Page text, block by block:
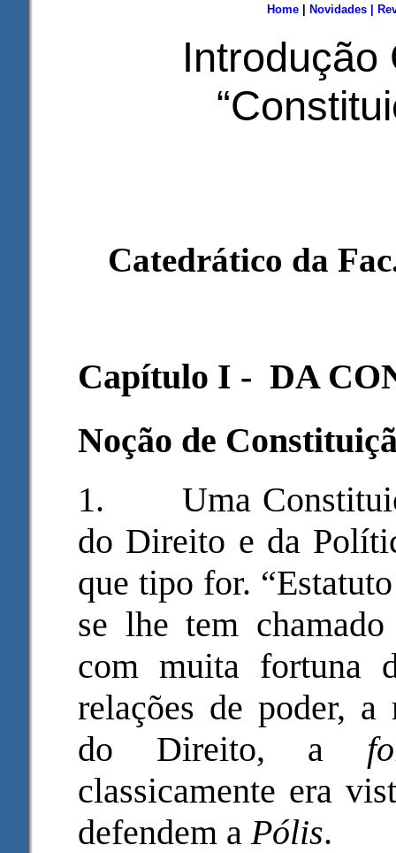
Home Novidades
Introdução
Catedrático da
Capítulo I - DA
Noção de
1.Uma
do Direito e da
que tipo for.
se lhe tem
com muita fortuna
relações de poder, a
do Direito, a
classicamente era
defendem a Pólis.